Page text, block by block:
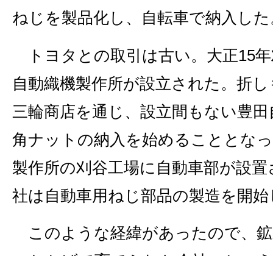
ねじを製品化し、自転車で納入し
トヨタとの取引は古い。大正15
自動織機製作所が設立された。折
三輪商店を通じ、設立間もない豊
角ナットの納入を始めることとな
製作所の刈谷工場に自動車部が設
社は自動車用ねじ部品の製造を開
このような経緯があったので、